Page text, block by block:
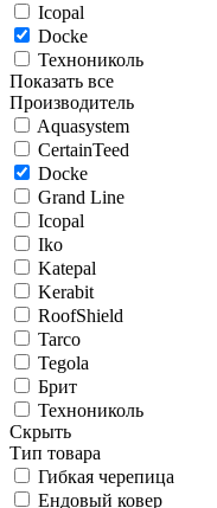
Icopal
Docke
Технониколь
Показать все
Производитель
Aquasystem
CertainTeed
Docke
Grand Line
Icopal
Iko
Katepal
Kerabit
RoofShield
Tarco
Tegola
Брит
Технониколь
Скрыть
Тип товара
Гибкая черепица
Ендовый ковер